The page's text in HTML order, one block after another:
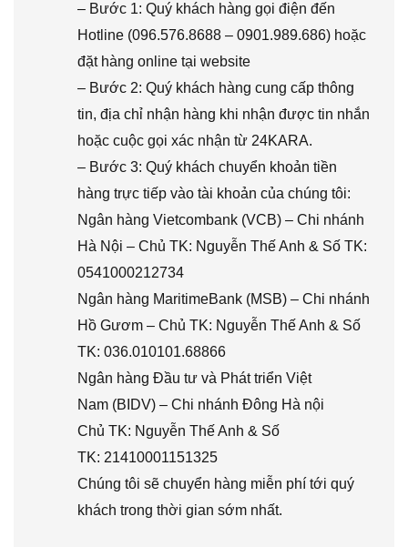
– Bước 1: Quý khách hàng gọi điện đến
Hotline (096.576.8688 – 0901.989.686) hoặc
đặt hàng online tại website
– Bước 2: Quý khách hàng cung cấp thông
tin, địa chỉ nhận hàng khi nhận được tin nhắn
hoặc cuộc gọi xác nhận từ 24KARA.
– Bước 3: Quý khách chuyển khoản tiền
hàng trực tiếp vào tài khoản của chúng tôi:
Ngân hàng Vietcombank (VCB) – Chi nhánh
Hà Nội – Chủ TK: Nguyễn Thế Anh & Số TK:
0541000212734
Ngân hàng MaritimeBank (MSB) – Chi nhánh
Hồ Gươm – Chủ TK: Nguyễn Thế Anh & Số
TK: 036.010101.68866
Ngân hàng Đầu tư và Phát triển Việt
Nam (BIDV) – Chi nhánh Đông Hà nội
Chủ TK: Nguyễn Thế Anh & Số
TK: 21410001151325
Chúng tôi sẽ chuyển hàng miễn phí tới quý
khách trong thời gian sớm nhất.